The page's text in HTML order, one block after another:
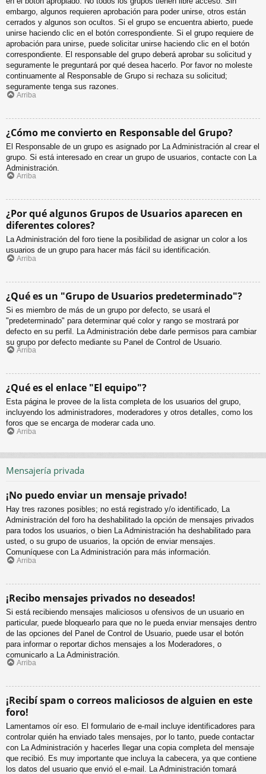
embargo, algunos requieren aprobación para poder unirse, otros están
cerrados y algunos son ocultos. Si el grupo se encuentra abierto, puede
unirse haciendo clic en el botón correspondiente. Si el grupo requiere de
aprobación para unirse, puede solicitar unirse haciendo clic en el botón
correspondiente. El responsable del grupo deberá aprobar su solicitud y
seguramente le preguntará por qué desea hacerlo. Por favor no moleste
continuamente al Responsable de Grupo si rechaza su solicitud;
seguramente tenga sus razones.
Arriba
¿Cómo me convierto en Responsable del Grupo?
El Responsable de un grupo es asignado por La Administración al crear el
grupo. Si está interesado en crear un grupo de usuarios, contacte con La
Administración.
Arriba
¿Por qué algunos Grupos de Usuarios aparecen en
diferentes colores?
La Administración del foro tiene la posibilidad de asignar un color a los
usuarios de un grupo para hacer más fácil su identificación.
Arriba
¿Qué es un "Grupo de Usuarios predeterminado"?
Si es miembro de más de un grupo por defecto, se usará el
"predeterminado" para determinar qué color y rango se mostrará por
defecto en su perfil. La Administración debe darle permisos para cambiar
su grupo por defecto mediante su Panel de Control de Usuario.
Arriba
¿Qué es el enlace "El equipo"?
Esta página le provee de la lista completa de los usuarios del grupo,
incluyendo los administradores, moderadores y otros detalles, como los
foros que se encarga de moderar cada uno.
Arriba
Mensajería privada
¡No puedo enviar un mensaje privado!
Hay tres razones posibles; no está registrado y/o identificado, La
Administración del foro ha deshabilitado la opción de mensajes privados
para todos los usuarios, o bien La Administración ha deshabilitado para
usted, o su grupo de usuarios, la opción de enviar mensajes.
Comuníquese con La Administración para más información.
Arriba
¡Recibo mensajes privados no deseados!
Si está recibiendo mensajes maliciosos u ofensivos de un usuario en
particular, puede bloquearlo para que no le pueda enviar mensajes dentro
de las opciones del Panel de Control de Usuario, puede usar el botón
para informar o reportar dichos mensajes a los Moderadores, o
comunicarlo a La Administración.
Arriba
¡Recibí spam o correos maliciosos de alguien en este
foro!
Lamentamos oír eso. El formulario de e-mail incluye identificadores para
controlar quién ha enviado tales mensajes, por lo tanto, puede contactar
con La Administración y hacerles llegar una copia completa del mensaje
que recibió. Es muy importante que incluya la cabecera, ya que contiene
los datos del usuario que envió el e-mail. La Administración tomará